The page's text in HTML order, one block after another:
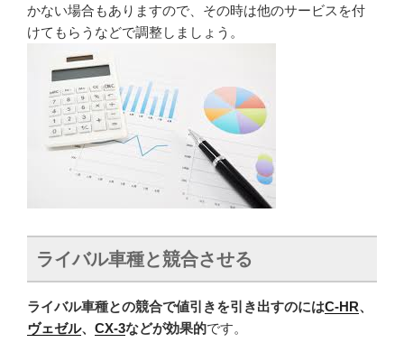
かない場合もありますので、その時は他のサービスを付
けてもらうなどで調整しましょう。
ライバル車種と競合させる
ライバル車種との競合で値引きを引き出すのにはC-HR、
ヴェゼル、 CX-3などが効果的です。